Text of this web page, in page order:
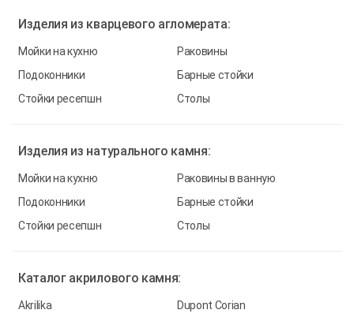
Изделия из кварцевого агломерата:
Мойки на кухню
Раковины
Подоконники
Барные стойки
Стойки ресепшн
Столы
Изделия из натурального камня:
Мойки на кухню
Раковины в ванную
Подоконники
Барные стойки
Стойки ресепшн
Столы
Каталог акрилового камня:
Akrilika
Dupont Corian